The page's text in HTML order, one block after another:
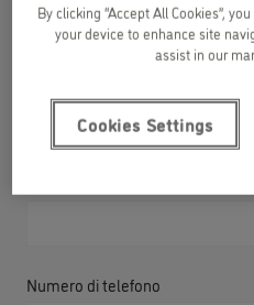
Numero di telefono
By clicking “Accept All Cookies”,
your device to enhance site
assist in our
Cookies Settings